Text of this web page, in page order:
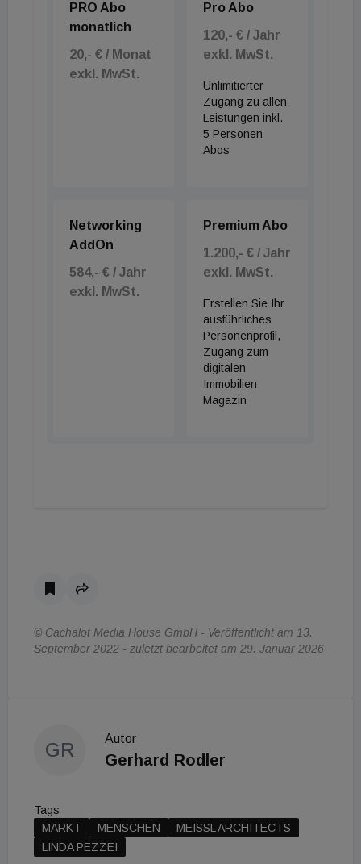
PRO Abo
monatlich
20,- € / Monat
exkl. MwSt.
Pro Abo
120,- € / Jahr
exkl. MwSt.
Unlimitierter
Zugang zu allen
Leistungen inkl.
5 Personen
Abos
Networking
AddOn
584,- € / Jahr
exkl. MwSt.
Premium Abo
1.200,- € / Jahr
exkl. MwSt.
Erstellen Sie Ihr
ausführliches
Personenprofil,
Zugang zum
digitalen
Immobilien
Magazin
© Cachalot Media House GmbH - Veröffentlicht am 13.
September 2022 - zuletzt bearbeitet am 29. Januar 2026
GR
Autor
Gerhard Rodler
Tags
MARKT
MENSCHEN
MEISSL ARCHITECTS
LINDA PEZZEI